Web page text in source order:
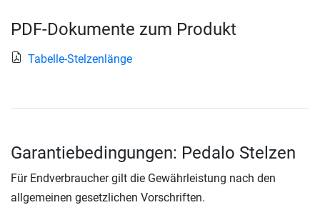
PDF-Dokumente zum Produkt
Tabelle-Stelzenlänge
Garantiebedingungen: Pedalo Stelzen
Für Endverbraucher gilt die Gewährleistung nach den
allgemeinen gesetzlichen Vorschriften.